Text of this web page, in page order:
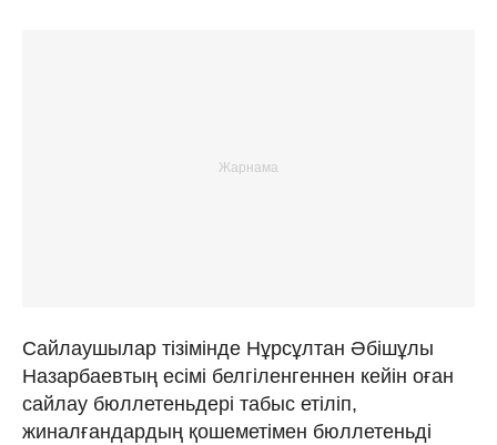
Сайлаушылар тізімінде Нұрсұлтан Әбішұлы
Назарбаевтың есімі белгіленгеннен кейін оған
сайлау бюллетеньдері табыс етіліп,
жиналғандардың қошеметімен бюллетеньді